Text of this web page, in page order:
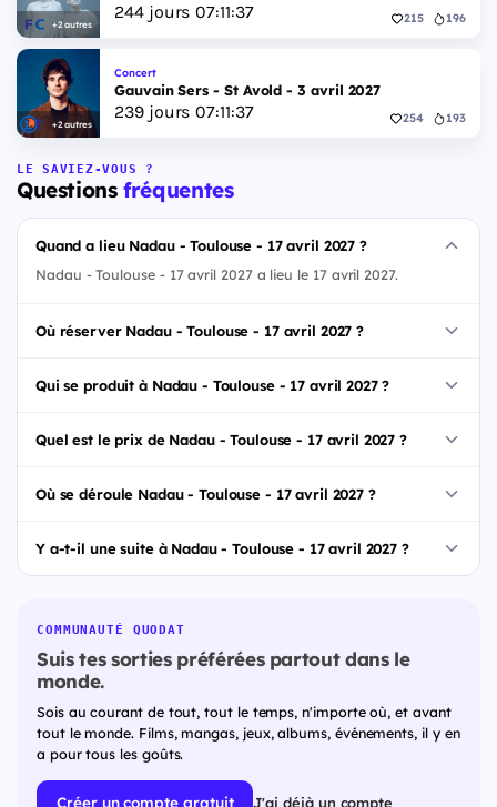
+2 autres
244jours 07:11:36 215 196
+2 autres
Concert
Gauvain Sers - St Avold - 3 avril 2027
239jours 07:11:36 254 193
LE SAVIEZ-VOUS ?
Questionsfréquentes
Quand a lieu Nadau - Toulouse - 17 avril 2027 ?
Nadau - Toulouse - 17 avril 2027 a lieu le 17 avril 2027.
Où réserver Nadau - Toulouse - 17 avril 2027 ?
Qui se produit à Nadau - Toulouse - 17 avril 2027 ?
Quel est le prix de Nadau - Toulouse - 17 avril 2027 ?
Où se déroule Nadau - Toulouse - 17 avril 2027 ?
Y a-t-il une suite à Nadau - Toulouse - 17 avril 2027 ?
COMMUNAUTÉ QUODAT
Suis tes sorties préférées partout dans le
monde.
Sois au courant de tout, tout le temps, n'importe où, et avant
tout le monde. Films, mangas, jeux, albums, événements, il y en
a pour tous les goûts.
Créer un compte gratuit J'ai déjà un compte